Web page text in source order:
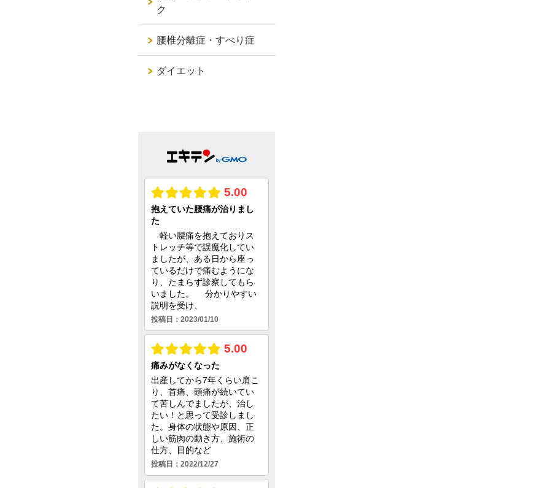
ク
腰椎分離症・すべり症
ダイエット